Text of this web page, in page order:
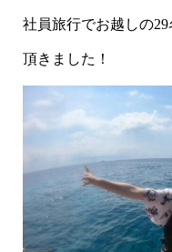
社員旅行でお越しの
頂きました！